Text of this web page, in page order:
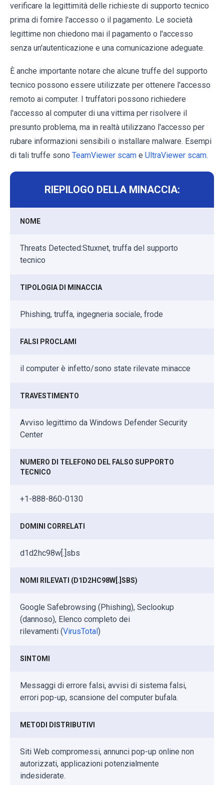
verificare la legittimità delle richieste di supporto tecnico
prima di fornire l'accesso o il pagamento. Le società
legittime non chiedono mai il pagamento o l'accesso
senza un'autenticazione e una comunicazione adeguate.
È anche importante notare che alcune truffe del supporto
tecnico possono essere utilizzate per ottenere l'accesso
remoto ai computer. I truffatori possono richiedere
l'accesso al computer di una vittima per risolvere il
presunto problema, ma in realtà utilizzano l'accesso per
rubare informazioni sensibili o installare malware. Esempi
di tali truffe sono TeamViewer scam e UltraViewer scam.
RIEPILOGO DELLA MINACCIA:
NOME
Threats Detected:Stuxnet, truffa del supporto
tecnico
TIPOLOGIA DI MINACCIA
Phishing, truffa, ingegneria sociale, frode
FALSI PROCLAMI
il computer è infetto/sono state rilevate minacce
TRAVESTIMENTO
Avviso legittimo da Windows Defender Security
Center
NUMERO DI TELEFONO DEL FALSO SUPPORTO
TECNICO
+1-888-860-0130
DOMINI CORRELATI
d1d2hc98w[.]sbs
NOMI RILEVATI (D1D2HC98W[.]SBS)
Google Safebrowsing (Phishing), Seclookup
(dannoso), Elenco completo dei
rilevamenti (VirusTotal)
SINTOMI
Messaggi di errore falsi, avvisi di sistema falsi,
errori pop-up, scansione del computer bufala.
METODI DISTRIBUTIVI
Siti Web compromessi, annunci pop-up online non
autorizzati, applicazioni potenzialmente
indesiderate.